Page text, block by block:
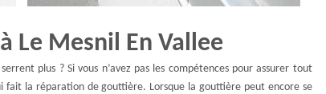
Le Mesnil En Vallee
plus ? Si vous n’avez pas les compétences pour assurer tout
fait la réparation de gouttière. Lorsque la gouttière peut encore se